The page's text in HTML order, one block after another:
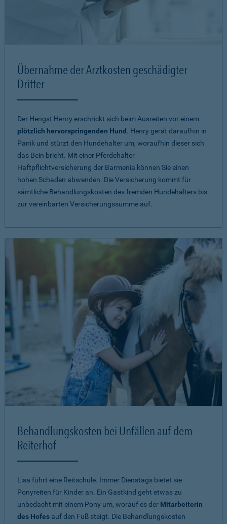
Übernahme der Arztkosten geschädigter
Dritter
Der Hengst Henry erschrickt sich beim Ausreiten vor einem
plötzlich hervorspringenden Hund . Henry gerät daraufhin in
Panik und stürzt den Hundehalter um, woraufhin dieser sich
das Bein bricht. Mit einer Pferdehalter
Haftpflichtversicherung der Barmenia können Sie einen
hohen Schaden abwenden. Die Versicherung kommt für
sämtliche Behandlungskosten des fremden Hundehalters bis
zur vereinbarten Versicherungssumme auf.
Behandlungskosten bei Unfällen auf dem
Reiterhof
Lisa führt eine Reitschule. Immer Dienstags bietet sie
Ponyreiten für Kinder an. Ein Gastkind geht etwas zu
unbedacht mit einem Pony um, worauf es der Mitarbeiterin
des Hofes auf den Fuß steigt. Die Behandlungskosten